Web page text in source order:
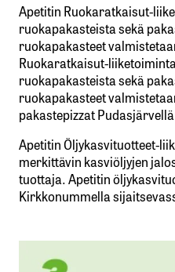
Apetitin Ruokaratkaisut-
ruokapakasteista sekä
ruokapakasteet
Ruokaratkaisut-
ruokapakasteista sekä
ruokapakasteet
pakastepizzat
Apetitin Öljykasvituotteet-
merkittävin kasviöljyjen
tuottaja. Apetitin
Kirkkonummella